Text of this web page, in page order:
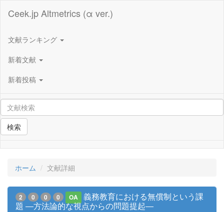
Ceek.jp Altmetrics (α ver.)
文献ランキング
新着文献
新着投稿
検索
ホーム 文献詳細
2 0 0 0 OA
義務教育における無償制という課
題 ―方法論的な視点からの問題提起―